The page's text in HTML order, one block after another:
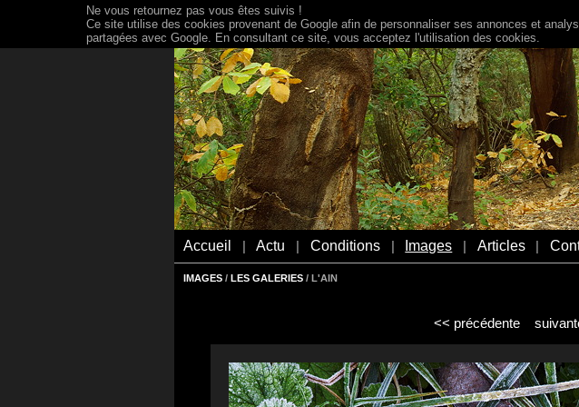
Accueil Actu Conditions Images Articles
IMAGES / LES GALERIES / L'AIN
<< précédente
Ne vous retournez pas vous êtes suivis !
Ce site utilise des cookies provenant de Google afin de personnaliser ses annonces et
partagées avec Google. En consultant ce site, vous acceptez l'utilisation des cookies.